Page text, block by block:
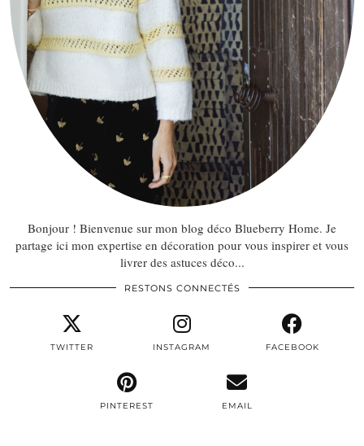
Bonjour ! Bienvenue sur mon blog déco Blueberry Home. Je
partage ici mon expertise en décoration pour vous inspirer et vous
livrer des astuces déco...
RESTONS CONNECTÉS
TWITTER INSTAGRAM FACEBOOK
PINTEREST EMAIL